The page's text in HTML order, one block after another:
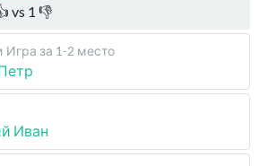
vs 1 👎
Игра за 1-2 место
Иван